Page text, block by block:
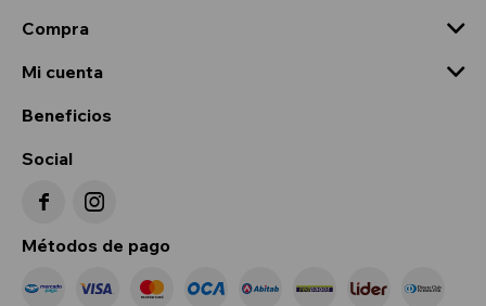
Compra
Mi cuenta
Beneficios
Social
 
Métodos de pago